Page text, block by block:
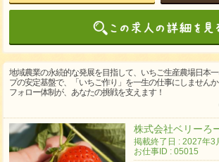
地域農業の永続的な発展を目指して、いちご生産農場日本
プの安定基盤で、「いちご作り」を一生の仕事にしません
フォロー体制が、あなたの挑戦を支えます！
株式会社ベリーろ
掲載終了日 : 2027年3
お仕事ID : 05015